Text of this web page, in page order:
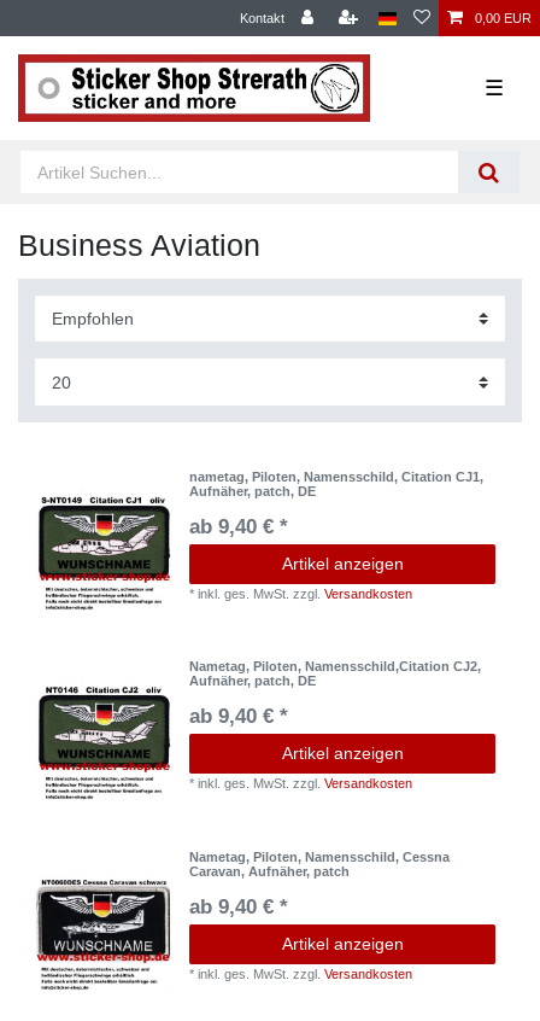
Kontakt 0,00 EUR
☰
Business Aviation
nametag, Piloten, Namensschild, Citation CJ1,
Aufnäher, patch, DE
ab 9,40 € *
Artikel anzeigen
*inkl. ges. MwSt. zzgl.Versandkosten
Nametag, Piloten, Namensschild,Citation CJ2,
Aufnäher, patch, DE
ab 9,40 € *
Artikel anzeigen
*inkl. ges. MwSt. zzgl.Versandkosten
Nametag, Piloten, Namensschild, Cessna
Caravan, Aufnäher, patch
ab 9,40 € *
Artikel anzeigen
*inkl. ges. MwSt. zzgl.Versandkosten